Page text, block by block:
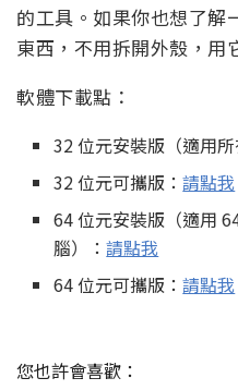
的工具。如果你也想了解
東西，不用拆開外殼，用
軟體下載點：
32 位元安裝版（適用
32 位元可攜版：請點我
64 位元安裝版（適用
腦）：請點我
64 位元可攜版：請點我
您也許會喜歡：